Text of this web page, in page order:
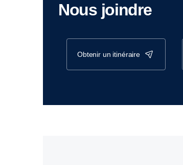
Nous joindre
obtenir un itinéraire